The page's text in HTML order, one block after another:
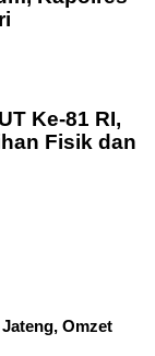
Ke-81 RI,
Fisik dan
Omzet